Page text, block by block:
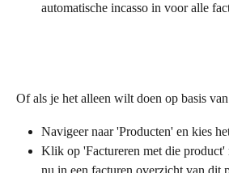
automatische incasso in voor alle
Of als je het alleen wilt doen op basis
Navigeer naar 'Producten' en kies
Klik op 'Factureren met die product'